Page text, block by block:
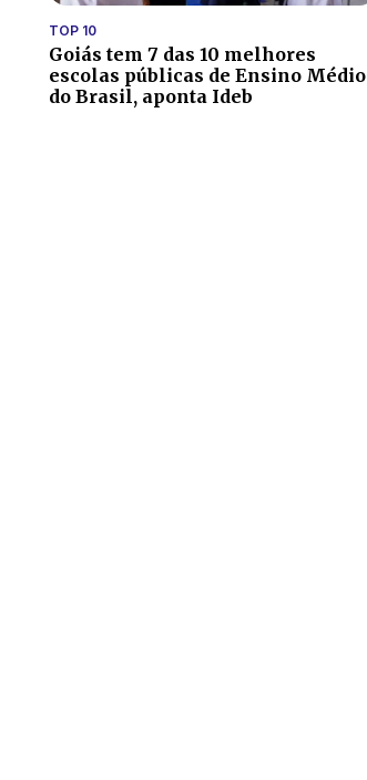
TOP 10
Goiás tem 7 das 10 melhores
escolas públicas de Ensino Médio
do Brasil, aponta Ideb